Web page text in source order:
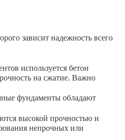
зависит надежность всего
используется бетон
на сжатие. Важно
фундаменты обладают
высокой прочностью и
непрочных или